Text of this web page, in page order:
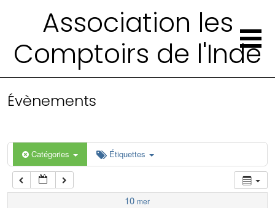
Association les
Comptoirs de l'Inde
Évènements
Catégories Étiquettes
10 mer
4 h 00 min
6 h 00 min
7 h 00 min